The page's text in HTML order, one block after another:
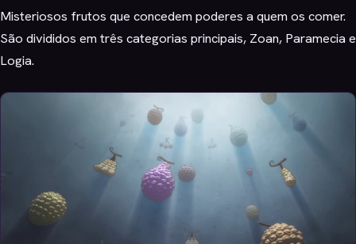
Misteriosos frutos que concedem poderes a quem os comer.
São divididos em três categorias principais, Zoan, Paramecia e
Logia.